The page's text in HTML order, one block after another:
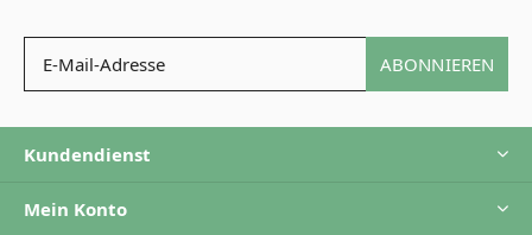
ABONNIEREN
Kundendienst
Mein Konto